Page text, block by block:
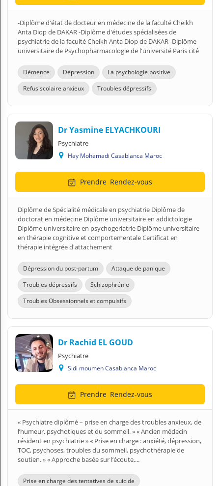
-Diplôme d'état de docteur en médecine de la faculté Cheikh
Anta Diop de DAKAR -Diplôme d'études spécialisées de
psychiatrie de la faculté Cheikh Anta Diop de DAKAR -Diplôme
universitaire de Psychopharmacologie de l'université Paris cité
Démence Dépression
La psychologie positive
Refus scolaire anxieux
Troubles dépressifs
Dr Yasmine ELYACHKOURI
Psychiatre
Hay Mohamadi Casablanca Maroc
Prendre Rendez-vous
Diplôme de Spécialité médicale en psychiatrie Diplôme de
doctorat en médecine Diplôme universitaire en addictologie
Diplôme universitaire en psychogeriatrie Diplôme universitaire
en thérapie cognitive et comportementale Certificat en
thérapie intégrée d'attachement
Dépression du post-partum
Attaque de panique
Troubles dépressifs
Schizophrénie
Troubles Obsessionnels et compulsifs
Dr Rachid EL GOUD
Psychiatre
Sidi moumen Casablanca Maroc
Prendre Rendez-vous
« Psychiatre diplômé – prise en charge des troubles anxieux, de
l’humeur, psychotiques et du sommeil. » « Ancien médecin
résident en psychiatrie » « Prise en charge : anxiété, dépression,
TOC, psychoses, troubles du sommeil, psychothérapie de
soutien. » « Approche basée sur l’écoute,...
Prise en charge des tentatives de suicide